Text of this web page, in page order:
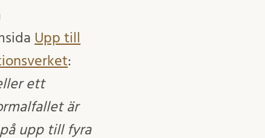
Upp till
:
ett
är
upp till fyra